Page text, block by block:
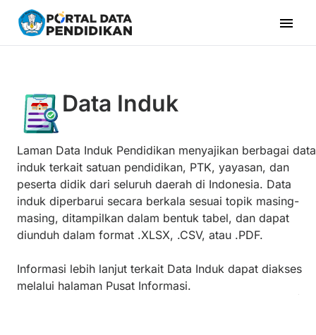
menu
Data Induk
Laman Data Induk Pendidikan menyajikan berbagai data
induk terkait satuan pendidikan, PTK, yayasan, dan
peserta didik dari seluruh daerah di Indonesia. Data
induk diperbarui secara berkala sesuai topik masing-
masing, ditampilkan dalam bentuk tabel, dan dapat
diunduh dalam format .XLSX, .CSV, atau .PDF.
Informasi lebih lanjut terkait Data Induk dapat diakses
melalui halaman Pusat Informasi.